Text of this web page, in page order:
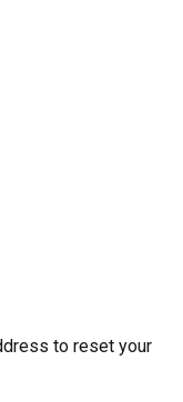
to reset your